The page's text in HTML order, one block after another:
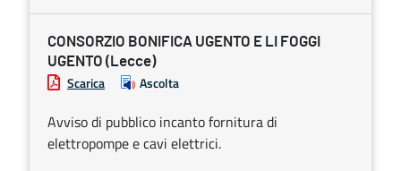
CONSORZIO BONIFICA UGENTO E LI FOGGI
UGENTO (Lecce)
Scarica Ascolta
Avviso di pubblico incanto fornitura di
elettropompe e cavi elettrici.